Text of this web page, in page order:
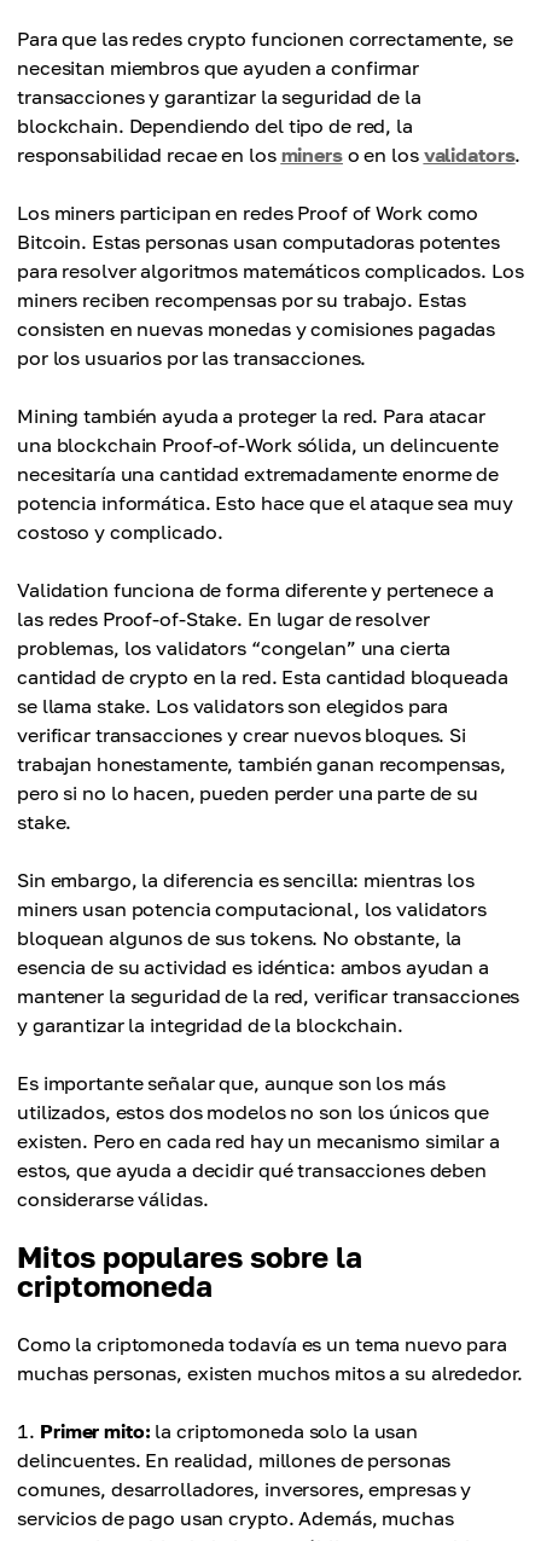
Para que las redes crypto funcionen correctamente, se
necesitan miembros que ayuden a confirmar
transacciones y garantizar la seguridad de la
blockchain. Dependiendo del tipo de red, la
responsabilidad recae en los minerso en los validators.
Los miners participan en redes Proof of Work como
Bitcoin. Estas personas usan computadoras potentes
para resolver algoritmos matemáticos complicados. Los
miners reciben recompensas por su trabajo. Estas
consisten en nuevas monedas y comisiones pagadas
por los usuarios por las transacciones.
Mining también ayuda a proteger la red. Para atacar
una blockchain Proof-of-Work sólida, un delincuente
necesitaría una cantidad extremadamente enorme de
potencia informática. Esto hace que el ataque sea muy
costoso y complicado.
Validation funciona de forma diferente y pertenece a
las redes Proof-of-Stake. En lugar de resolver
problemas, los validators “congelan” una cierta
cantidad de crypto en la red. Esta cantidad bloqueada
se llama stake. Los validators son elegidos para
verificar transacciones y crear nuevos bloques. Si
trabajan honestamente, también ganan recompensas,
pero si no lo hacen, pueden perder una parte de su
stake.
Sin embargo, la diferencia es sencilla: mientras los
miners usan potencia computacional, los validators
bloquean algunos de sus tokens. No obstante, la
esencia de su actividad es idéntica: ambos ayudan a
mantener la seguridad de la red, verificar transacciones
y garantizar la integridad de la blockchain.
Es importante señalar que, aunque son los más
utilizados, estos dos modelos no son los únicos que
existen. Pero en cada red hay un mecanismo similar a
estos, que ayuda a decidir qué transacciones deben
considerarse válidas.
Mitos populares sobre la
criptomoneda
Como la criptomoneda todavía es un tema nuevo para
muchas personas, existen muchos mitos a su alrededor.
Primer mito: la criptomoneda solo la usan
delincuentes. En realidad, millones de personas
comunes, desarrolladores, inversores, empresas y
servicios de pago usan crypto. Además, muchas